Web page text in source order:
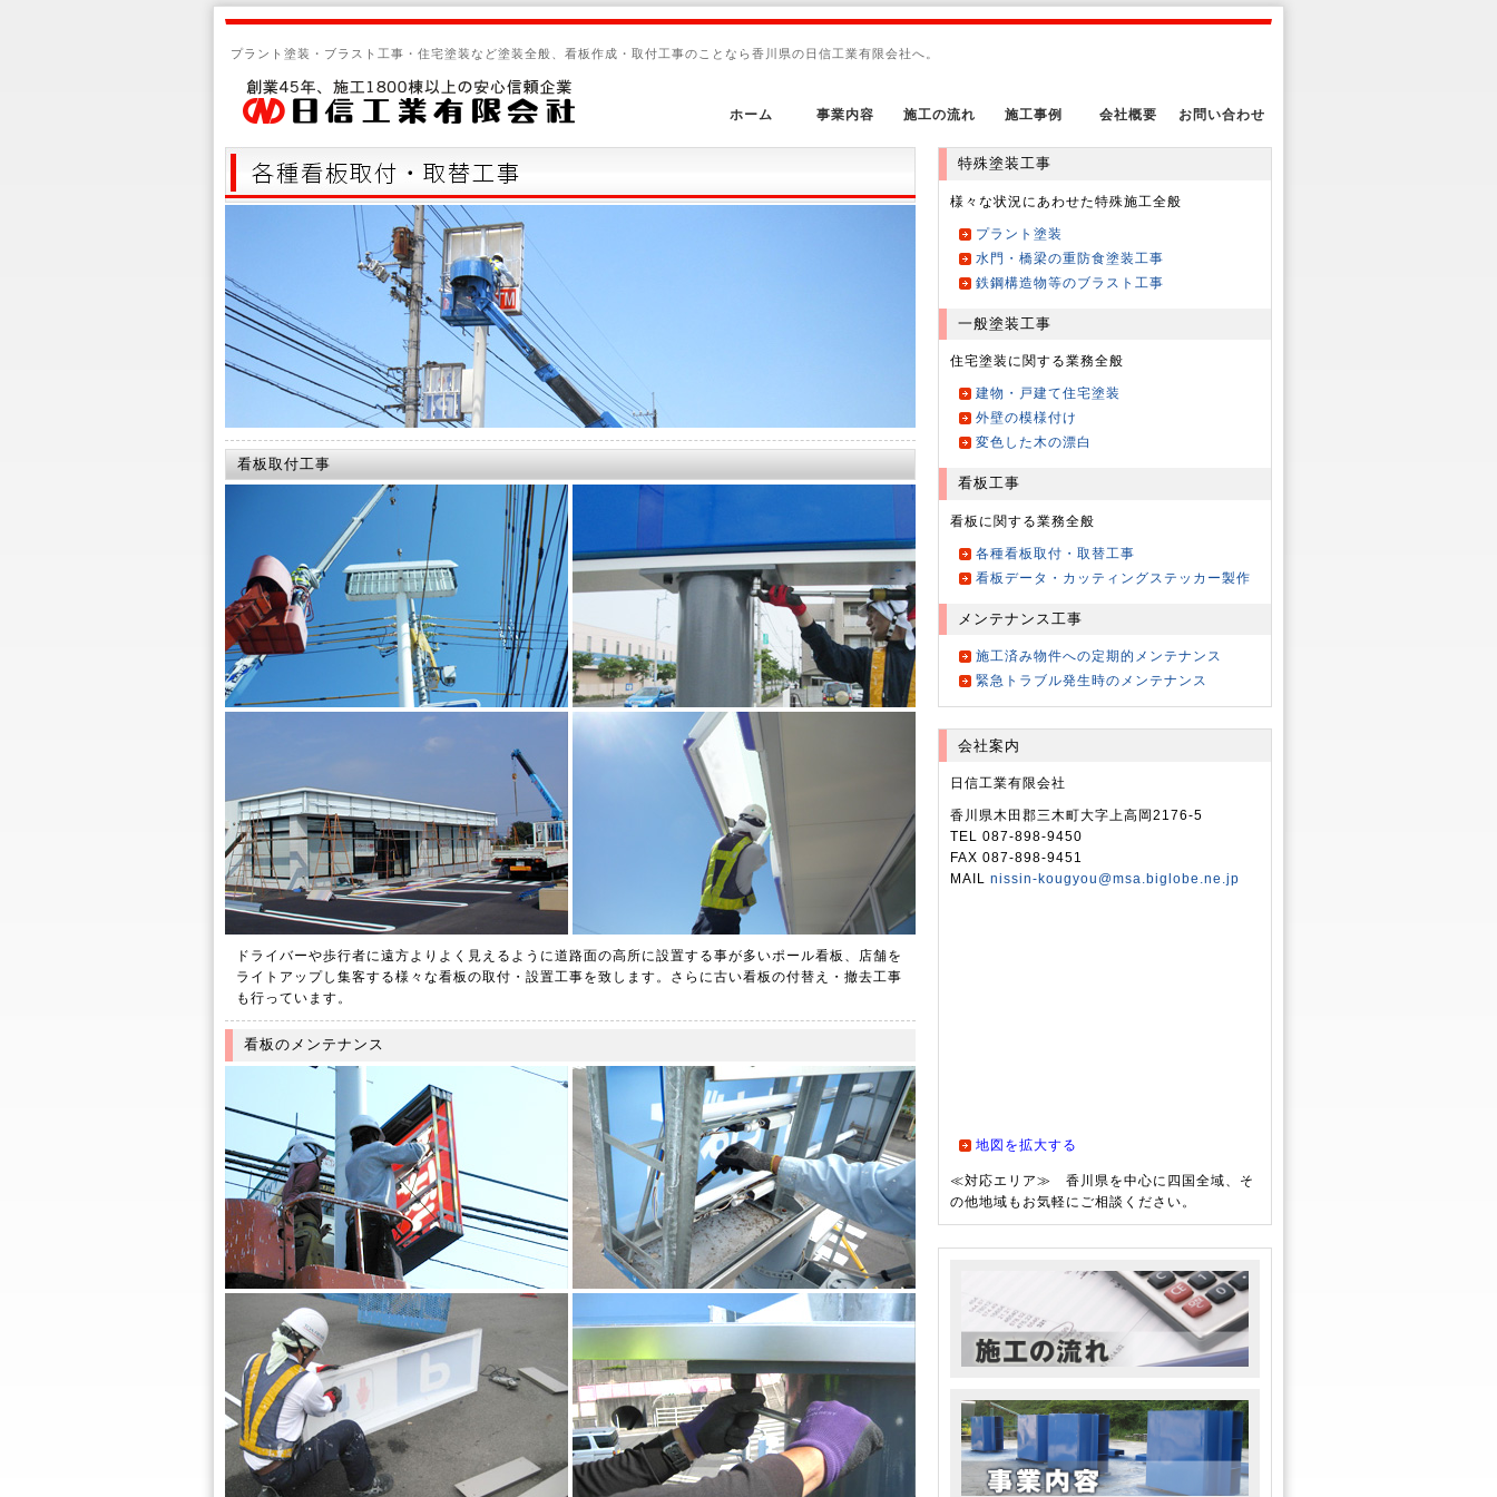
プラント塗装・ブラスト工事・住宅塗装など塗装全般、看板作成・取付工事のことなら香川県の日信工業有限会社へ。
ホーム 事業内容 施工の流れ 施工事例 会社概要 お問い合わせ
看板取付工事
ドライバーや歩行者に遠方よりよく見えるように道路面の高所に設置する事が多いポール看板、店舗を
ライトアップし集客する様々な看板の取付・設置工事を致します。さらに古い看板の付替え・撤去工事
も行っています。
看板のメンテナンス
特殊塗装工事
様々な状況にあわせた特殊施工全般
プラント塗装
水門・橋梁の重防食塗装工事
鉄鋼構造物等のブラスト工事
一般塗装工事
住宅塗装に関する業務全般
建物・戸建て住宅塗装
外壁の模様付け
変色した木の漂白
看板工事
看板に関する業務全般
各種看板取付・取替工事
看板データ・カッティングステッカー製作
メンテナンス工事
施工済み物件への定期的メンテナンス
緊急トラブル発生時のメンテナンス
会社案内
日信工業有限会社
香川県木田郡三木町大字上高岡2176-5
TEL 087-898-9450
FAX 087-898-9451
MAIL nissin-kougyou@msa.biglobe.ne.jp
地図を拡大する
≪対応エリア≫ 香川県を中心に四国全域、そ
の他地域もお気軽にご相談ください。